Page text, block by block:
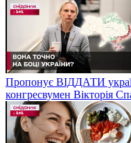
Пропонує ВІДДАТИ
конгресвумен Вікторія